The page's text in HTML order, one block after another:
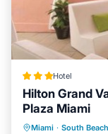
Hotel
Hilton Grand
Plaza Miami
Miami · South Beach
Frente